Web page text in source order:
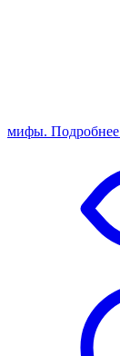
мифы. Подробнее